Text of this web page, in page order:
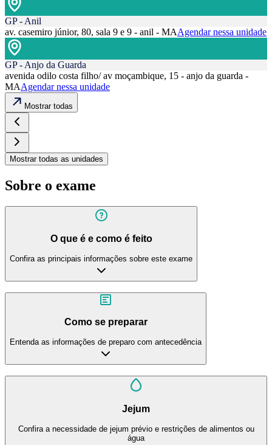
GP - Anil
av. casemiro júnior, 80, sala 9 e 9 - anil - MAAgendar nessa unidade
GP - Anjo da Guarda
avenida odilo costa filho/ av moçambique, 15 - anjo da guarda -
MAAgendar nessa unidade
Mostrar todas
Mostrar todas as unidades
Sobre o exame
O que é e como é feito
Confira as principais informações sobre este exame
Como se preparar
Entenda as informações de preparo com antecedência
Jejum
Confira a necessidade de jejum prévio e restrições de alimentos ou
água